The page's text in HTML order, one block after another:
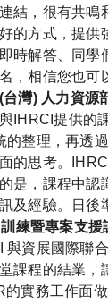
結，很有共鳴
的方式，提供
時解答、同學
，相信您也可
灣) 人力資源
IHRCI提供的
的整理，再透
的思考。
是，課程中認
及經驗。日後
練暨專案支援
與資展國際聯
課程的結業
的實務工作面